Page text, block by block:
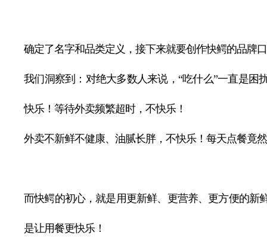
确定了名字和品类定义，接下来就要创作快鳄的品牌
我们洞察到：对绝大多数人来说，“吃什么”一直是困
快乐！等待外卖频繁超时，不快乐！
外卖不新鲜不健康、油腻长胖，不快乐！每天点餐竟
而快鳄的初心，就是用更新鲜、更营养、更方便的新
是让用餐更快乐！